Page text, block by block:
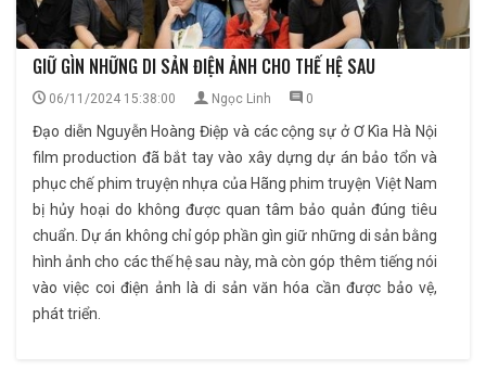
GIỮ GÌN NHỮNG DI SẢN ĐIỆN ẢNH CHO THẾ HỆ SAU
06/11/2024 15:38:00 Ngọc Linh 0
Đạo diễn Nguyễn Hoàng Điệp và các cộng sự ở Ơ Kìa Hà Nội
film production đã bắt tay vào xây dựng dự án bảo tổn và
phục chế phim truyện nhựa của Hãng phim truyện Việt Nam
bị hủy hoại do không được quan tâm bảo quản đúng tiêu
chuẩn. Dự án không chỉ góp phần gìn giữ những di sản bằng
hình ảnh cho các thế hệ sau này, mà còn góp thêm tiếng nói
vào việc coi điện ảnh là di sản văn hóa cần được bảo vệ,
phát triển.